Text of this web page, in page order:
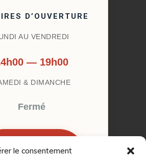
le consentement
D’OUVERTURE
AU VENDREDI
— 19h00
& DIMANCHE
Fermé